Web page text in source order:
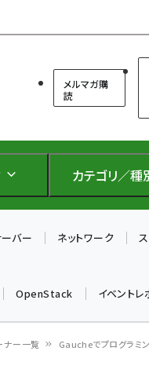
メルマガ購
読
カテゴリ／種
バー ネットワーク
OpenStack イベントレ
ナー一覧 Gaucheでプログラミン